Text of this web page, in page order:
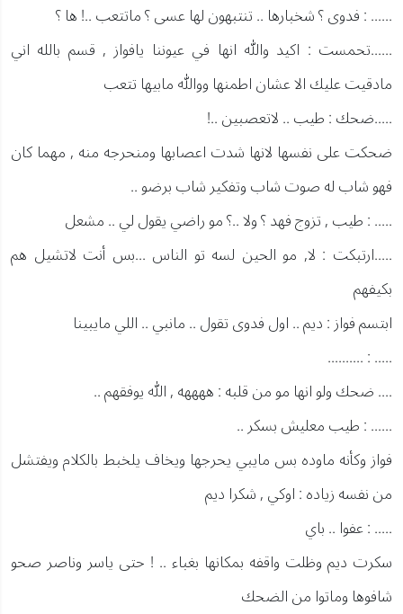
...... : فدوى ؟ شخبارها .. تنتبهون لها عسى ؟ ماتتعب ..! ها ؟
......تحمست : اكيد والله انها في عيوننا يافواز , قسم بالله اني
مادقيت عليك الا عشان اطمنها ووالله مابيها تتعب
.....ضحك : طيب .. لاتعصبين ..!
ضحكت على نفسها لانها شدت اعصابها ومنحرجه منه , مهما كان
فهو شاب له صوت شاب وتفكير شاب برضو ..
..... : طيب , تزوج فهد ؟ ولا ..؟ مو راضي يقول لي .. مشعل
.....ارتبكت : لا, مو الحين لسه تو الناس ...بس أنت لاتشيل هم
بكيفهم
ابتسم فواز : ديم .. اول فدوى تقول .. مانبي .. اللي مايبينا
..... : ..........
.... ضحك ولو انها مو من قلبه : ههههه , الله يوفقهم ..
...... : طيب معليش بسكر ..
فواز وكأنه ماوده بس مايبي يحرجها ويخاف يلخبط بالكلام ويفتشل
من نفسه زياده : اوكي , شكرا ديم
..... : عفوا .. باي
سكرت ديم وظلت واقفه بمكانها بغباء .. ! حتى ياسر وناصر صحو
شافوها وماتوا من الضحك